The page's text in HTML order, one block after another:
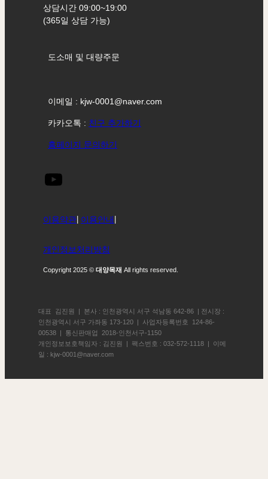
상담시간 09:00~19:00
(365일 상담 가능)
도소매 및 대량주문
이메일 : kjw-0001@naver.com
카카오톡 : 친구 추가하기
홈페이지 문의하기
이용약관| 이용안내 |
개인정보처리방침
Copyright 2025 © 대양목재 All rights reserved.
대표 김진원 | 본사 : 인천광역시 서구 석남동 642-86 | 전시장 :
인천광역시 서구 가좌동 173-120 | 사업자등록번호 124-86-
00538 | 통신판매업 2018-인천서구-1150
개인정보보호책임자 : 김진원 | 팩스번호 : 032-572-1118 | 이메
일 : kjw-0001@naver.com